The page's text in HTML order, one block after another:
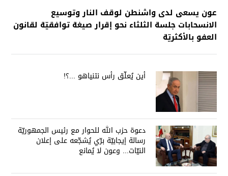
عون يسعى لدى واشنطن لوقف النار وتوسيع
الانسحابات جلسة الثلثاء نحو إقرار صيغة توافقيّة لقانون
العفو بالأكثريّة
أين يُعلّق رأس نتنياهو ...؟!
دعوة حزب الله للحوار مع رئيس الجمهوريّة
رسالة إيجابيّة برّي يُشجّعه على إعلان
النيّات... وعون لا يُمانع